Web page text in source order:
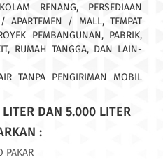
RENANG, PERSEDIAAN
APARTEMEN / MALL, TEMPAT
PEMBANGUNAN, PABRIK,
RUMAH TANGGA, DAN LAIN-
TANPA PENGIRIMAN MOBIL
DAN 5.000 LITER
:
PAKAR